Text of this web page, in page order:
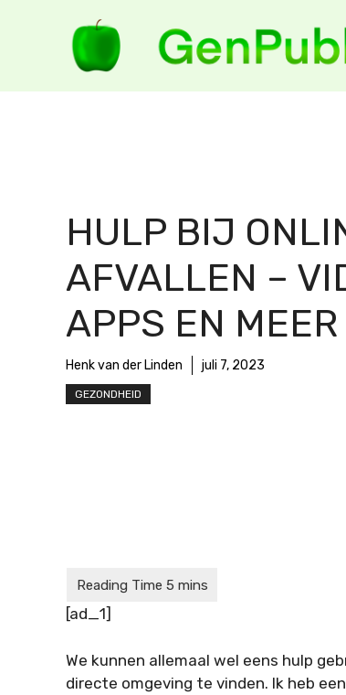
HULP BIJ
AFVALLEN –
APPS EN MEER
Henk van der Linden juli 7, 2023
GEZONDHEID
[ad_1]
We kunnen allemaal wel eens hulp
directe omgeving te vinden. Ik heb